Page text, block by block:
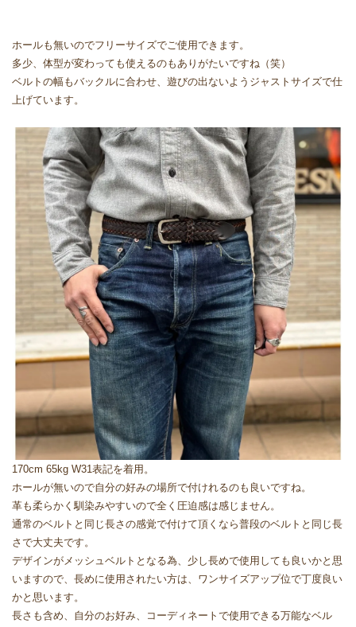
ホールも無いのでフリーサイズでご使用できます。
多少、体型が変わっても使えるのもありがたいですね（笑）
ベルトの幅もバックルに合わせ、遊びの出ないようジャストサイズで仕
上げています。
170cm 65kg W31表記を着用。
ホールが無いので自分の好みの場所で付けれるのも良いですね。
革も柔らかく馴染みやすいので全く圧迫感は感じません。
通常のベルトと同じ長さの感覚で付けて頂くなら普段のベルトと同じ長
さで大丈夫です。
デザインがメッシュベルトとなる為、少し長めで使用しても良いかと思
いますので、長めに使用されたい方は、ワンサイズアップ位で丁度良い
かと思います。
長さも含め、自分のお好み、コーディネートで使用できる万能なベル